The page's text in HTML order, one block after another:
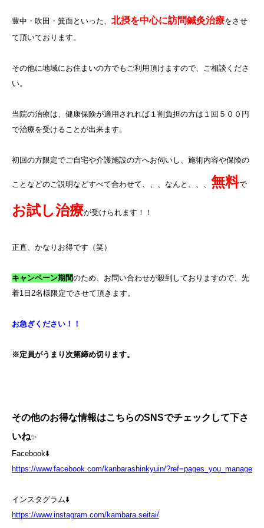
豊中・吹田・箕面といった、 北摂を中心に訪問鍼灸治療をさせ
て頂いております。
その他に地域にお住まいの方でもご利用頂けますので、ご相談くださ
い。
当院の治療は、健康保険が適用されれば１割負担の方は１回５００円
で治療を受けることが出来ます。
初回の方限定でご自宅や介護施設の方へお伺いし、施術内容や保険の
ことなどのご説明などすべて合わせて、、、なんと、、、 無料で
お試し治療が受けられます！！
正直、かなりお得です（笑）
キャンペーン期間のため、お問い合わせが殺到しておりますので、先
着1 日 2名様限定でさせて頂きます。
お急ぎください！！
※定員がうまり次第締め切ります。
その他のお得な情報はこちらのSNSでチェックして下さ
いね✨
Facebook⬇️
https://www.facebook.com/kanbarashinkyuin/?ref=pages_you_manage
インスタグラム⬇️
https://www.instagram.com/kambara.seitai/